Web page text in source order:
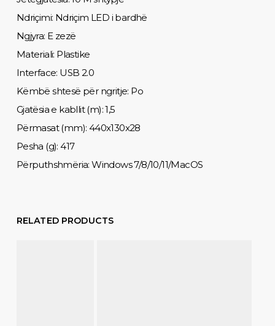
Ndriçimi: Ndriçim LED i bardhë
Ngjyra: E zezë
Materiali: Plastike
Interface: USB 2.0
Këmbë shtesë për ngritje: Po
Gjatësia e kabllit (m): 1,5
Përmasat (mm): 440x130x28
Pesha (g): 417
Përputhshmëria: Windows 7/8/10/11/MacOS
RELATED PRODUCTS